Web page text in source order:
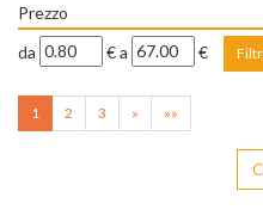
Prezzo
filtra
da € filtra
a €
1 2 3 » »»